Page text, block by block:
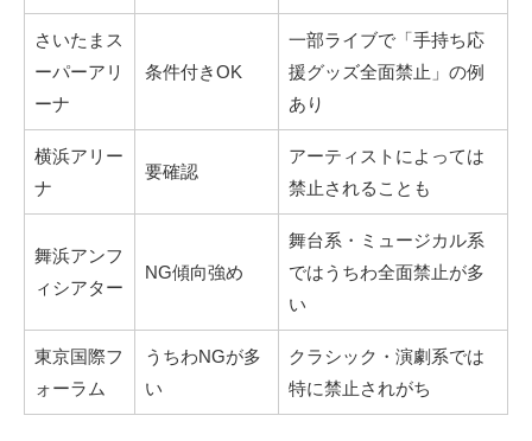
さいたまス
ーパーアリ
ーナ
条件付きOK
一部ライブで「手持ち応
援グッズ全面禁止」の例
あり
横浜アリー
ナ
要確認
アーティストによっては
禁止されることも
舞浜アンフ
ィシアター
NG傾向強め
舞台系・ミュージカル系
ではうちわ全面禁止が多
い
東京国際フ
ォーラム
うちわNGが多
い
クラシック・演劇系では
特に禁止されがち